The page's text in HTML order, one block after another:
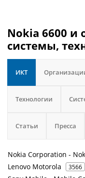
Nokia 6600 и
системы,
ИКТ
Технологии
Статьи Пресса
Nokia Corporation -
Lenovo Motorola 3566